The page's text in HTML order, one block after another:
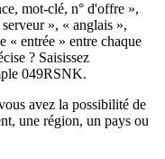
mot-clé, n° d'offre »,
», « anglais »,
« entrée » entre chaque
? Saisissez
049RSNK.
avez la possibilité de
une région, un pays ou